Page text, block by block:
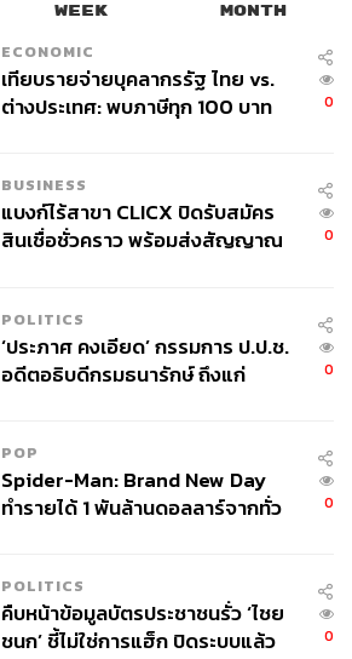
WEEK MONTH
ECONOMIC
เทียบรายจ่ายบุคลากรรัฐ ไทย vs.
ต่างประเทศ: พบภาษีทุก 100 บาท
0
BUSINESS
แบงก์ไร้สาขา CLICX ปิดรับสมัคร
สินเชื่อชั่วคราว พร้อมส่งสัญญาณ
0
POLITICS
‘ประภาศ คงเอียด’ กรรมการ ป.ป.ช.
อดีตอธิบดีกรมธนารักษ์ ถึงแก่
0
POP
Spider-Man: Brand New Day
ทำรายได้ 1 พันล้านดอลลาร์จากทั่ว
0
POLITICS
คืบหน้าข้อมูลบัตรประชาชนรั่ว ‘ไชย
ชนก’ ชี้ไม่ใช่การแฮ็ก ปิดระบบแล้ว
0